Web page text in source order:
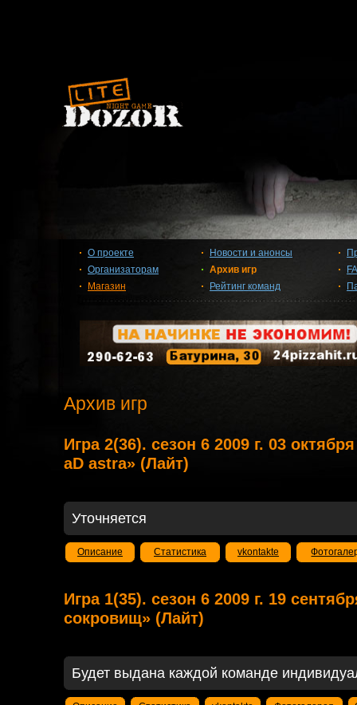
О проекте
Организаторам
Магазин
Новости и анонсы
Архив игр
Рейтинг команд
Архив игр
Игра 2(36). сезон 6 2009 г. 03
aD astra» (Лайт)
Уточняется
Описание Статистика vkontakte
Игра 1(35). сезон 6 2009 г. 19
сокровищ» (Лайт)
Будет выдана каждой команде